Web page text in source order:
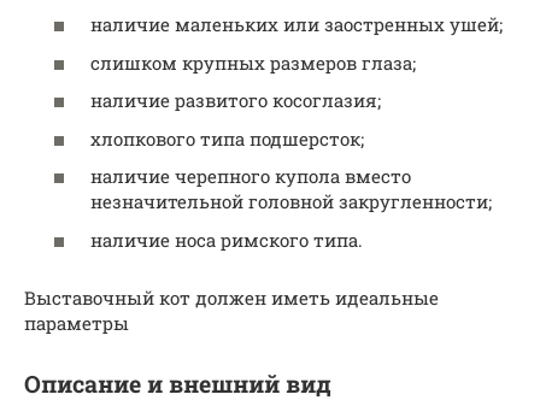
наличие маленьких или заостренных ушей;
слишком крупных размеров глаза;
наличие развитого косоглазия;
хлопкового типа подшерсток;
наличие черепного купола вместо
незначительной головной закругленности;
наличие носа римского типа.
Выставочный кот должен иметь идеальные
параметры
Описание и внешний вид